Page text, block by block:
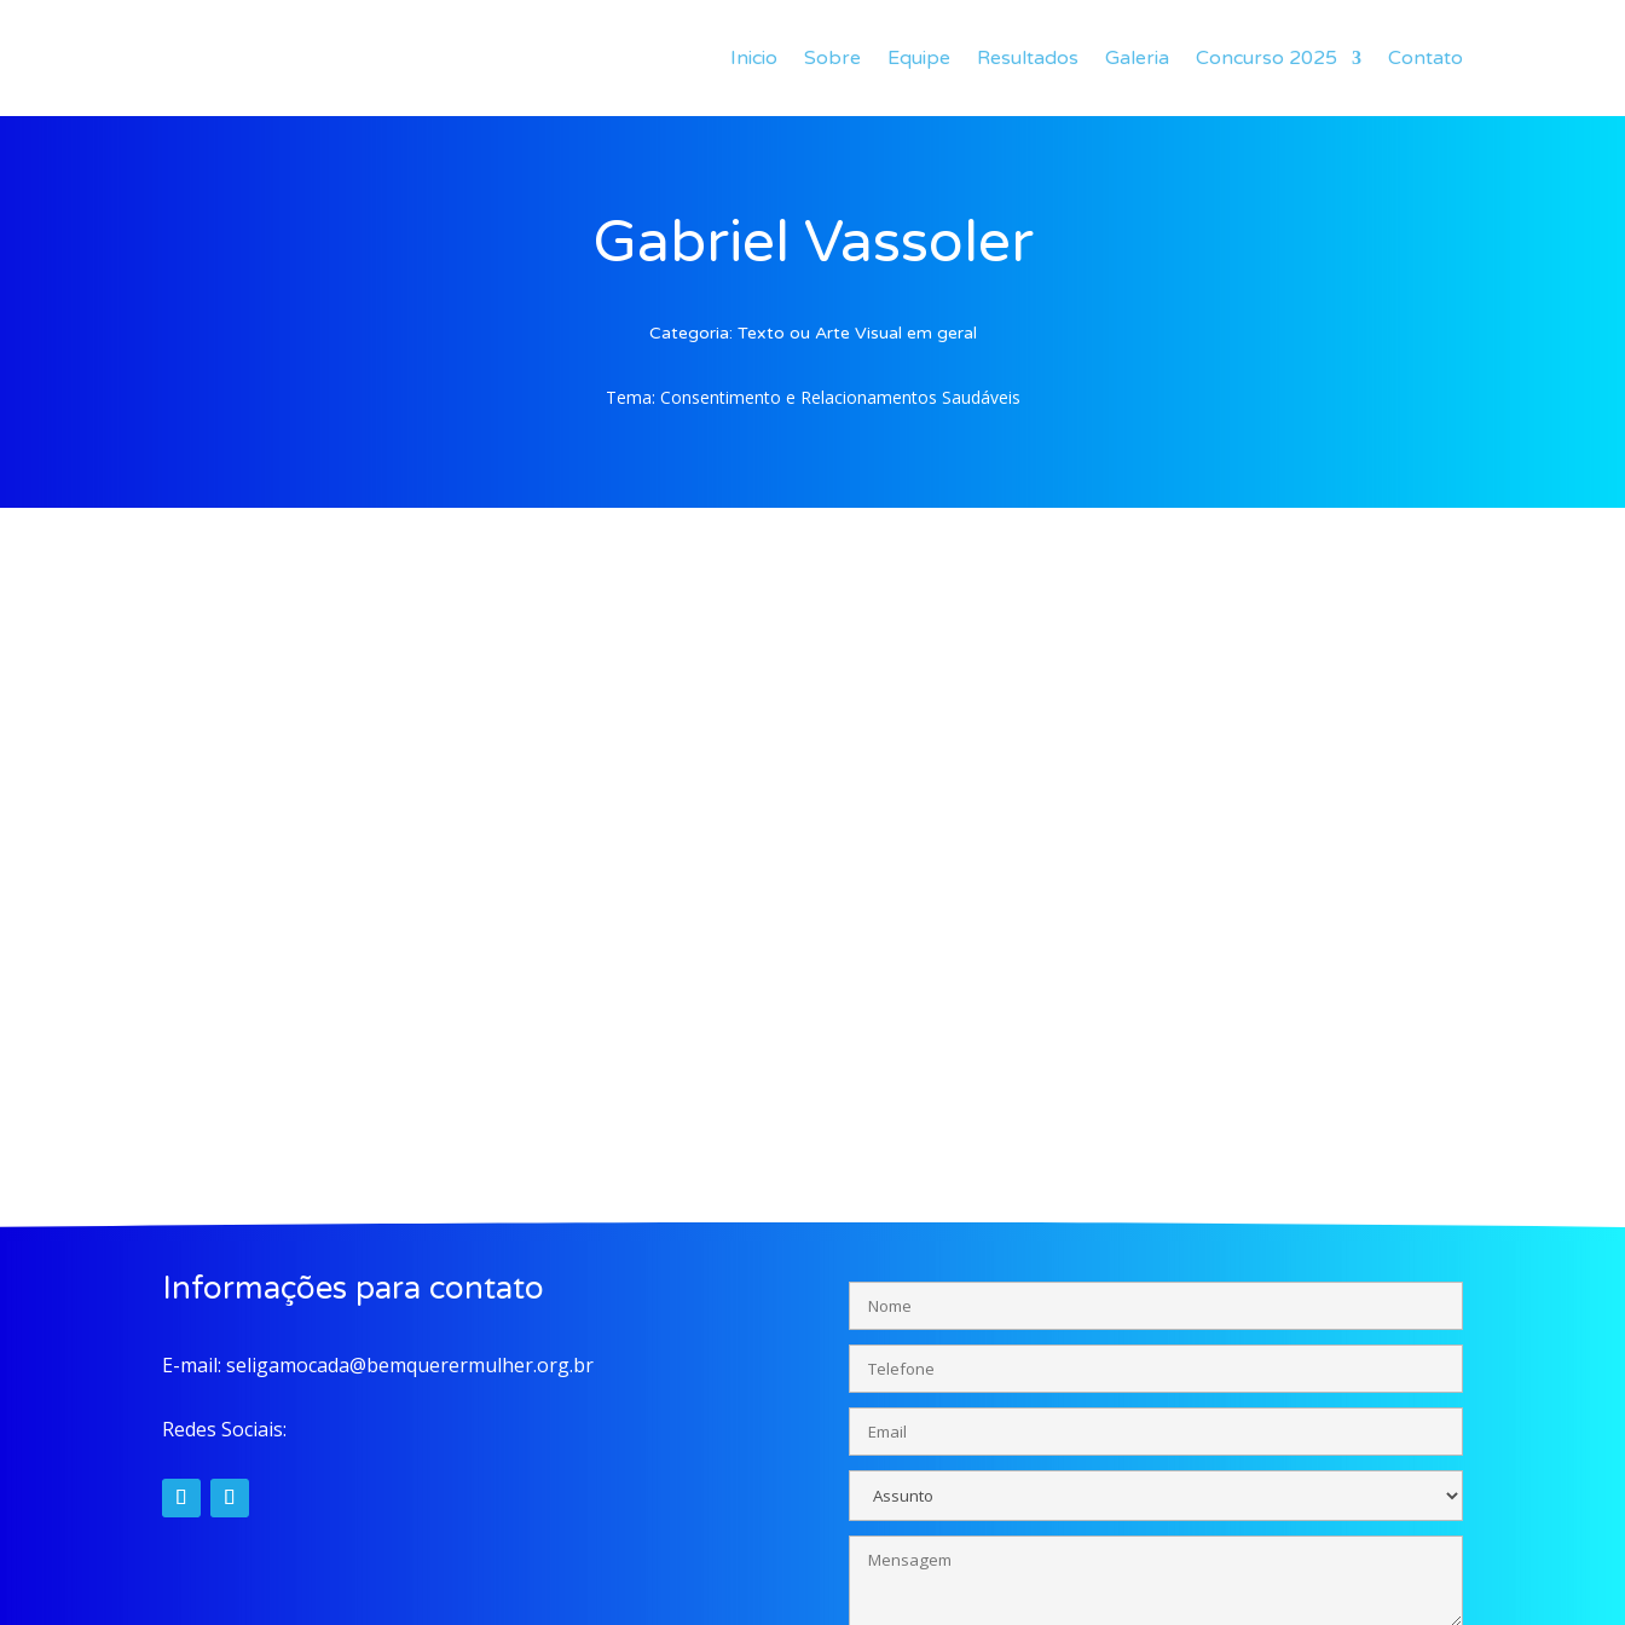
Inicio Sobre Equipe Resultados Galeria Concurso 2025 Contato
Gabriel Vassoler
Categoria: Texto ou Arte Visual em geral
Tema: Consentimento e Relacionamentos Saudáveis
Informações para contato
E-mail:seligamocada@bemquerermulher.org.br
Redes Sociais: